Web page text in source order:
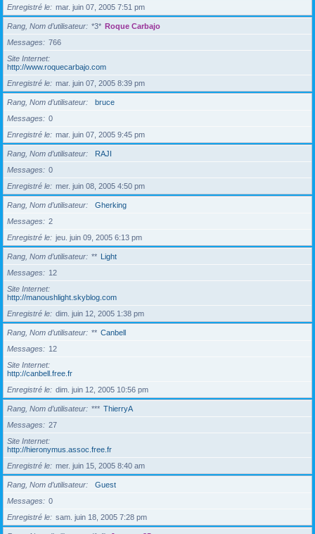
Enregistré le
mar. juin 07, 2005 7:51 pm
Rang, Nom d’utilisateur *3* Roque Carbajo
Messages
766
Site Internet
http://www.roquecarbajo.com
Enregistré le
mar. juin 07, 2005 8:39 pm
Rang, Nom d’utilisateur
bruce
Messages
0
Enregistré le
mar. juin 07, 2005 9:45 pm
Rang, Nom d’utilisateur
RAJI
Messages
0
Enregistré le
mer. juin 08, 2005 4:50 pm
Rang, Nom d’utilisateur
Gherking
Messages
2
Enregistré le
jeu. juin 09, 2005 6:13 pm
Rang, Nom d’utilisateur ** Light
Messages
12
Site Internet
http://manoushlight.skyblog.com
Enregistré le
dim. juin 12, 2005 1:38 pm
Rang, Nom d’utilisateur ** Canbell
Messages
12
Site Internet
http://canbell.free.fr
Enregistré le
dim. juin 12, 2005 10:56 pm
Rang, Nom d’utilisateur *** ThierryA
Messages
27
Site Internet
http://hieronymus.assoc.free.fr
Enregistré le
mer. juin 15, 2005 8:40 am
Rang, Nom d’utilisateur
Guest
Messages
0
Enregistré le
sam. juin 18, 2005 7:28 pm